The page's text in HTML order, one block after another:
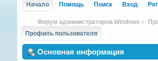
Начало Помощь Поиск Вход
Форум администраторов Windows »
Профиль пользователя
Основная информация